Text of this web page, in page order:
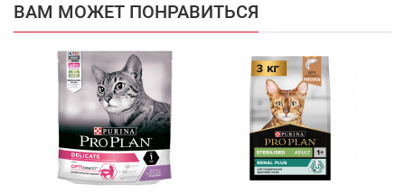
ВАМ МОЖЕТ ПОНРАВИТЬСЯ